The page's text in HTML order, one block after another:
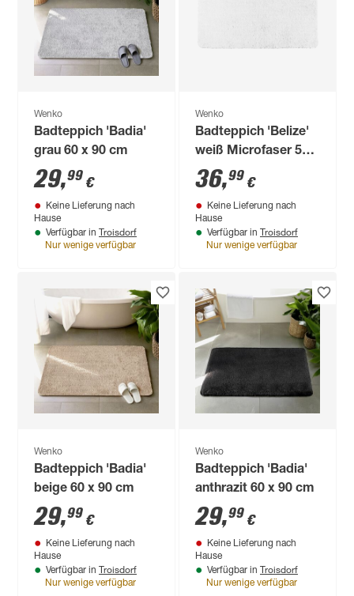
Wenko
Badteppich 'Badia'
grau 60 x 90 cm
29,99 €
Keine Lieferung nach
Hause
Verfügbar in Troisdorf
Nur wenige verfügbar
Wenko
Badteppich 'Belize'
weiß Microfaser 55 x
65 cm
36,99 €
Keine Lieferung nach
Hause
Verfügbar in Troisdorf
Nur wenige verfügbar
Wenko
Badteppich 'Badia'
beige 60 x 90 cm
29,99 €
Keine Lieferung nach
Hause
Verfügbar in Troisdorf
Nur wenige verfügbar
Wenko
Badteppich 'Badia'
anthrazit 60 x 90 cm
29,99 €
Keine Lieferung nach
Hause
Verfügbar in Troisdorf
Nur wenige verfügbar